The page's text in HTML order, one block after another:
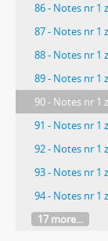
17 more...